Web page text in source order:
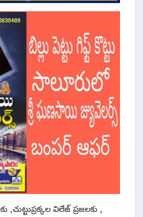
,చుట్టుప్రక్కల విలేజ్ ప్రజలకు ,